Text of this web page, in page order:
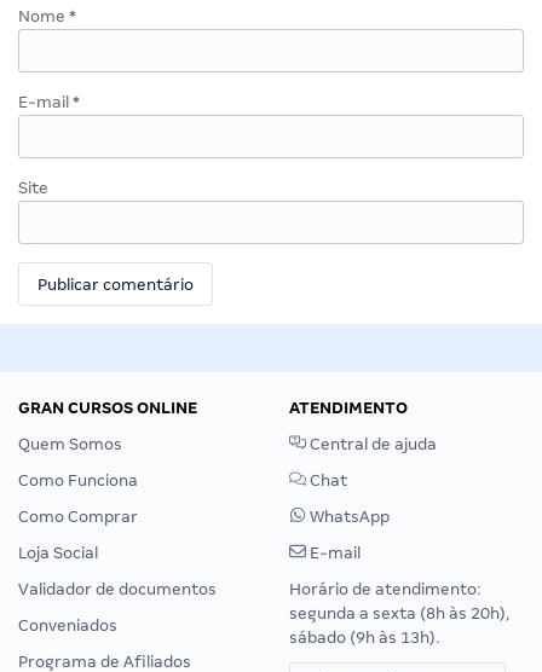
Nome *
E-mail *
Site
GRAN CURSOS ONLINE
Quem Somos
Como Funciona
Como Comprar
Loja Social
Validador de documentos
Conveniados
Programa de Afiliados
ATENDIMENTO
Central de ajuda
Chat
WhatsApp
E-mail
Horário de atendimento:
segunda a sexta (8h às 20h),
sábado (9h às 13h).